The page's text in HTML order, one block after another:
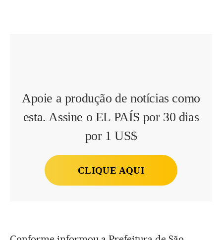
Apoie a produção de notícias como
esta. Assine o EL PAÍS por 30 dias
por 1 US$
CLIQUE AQUI